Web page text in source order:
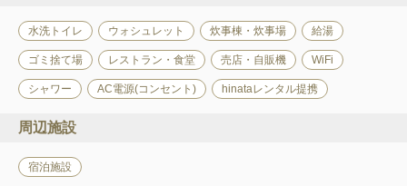
水洗トイレ ウォシュレット 炊事棟・炊事場 給湯
ゴミ捨て場 レストラン・食堂 売店・自販機 WiFi
シャワー AC電源(コンセント) hinataレンタル提携
周辺施設
宿泊施設